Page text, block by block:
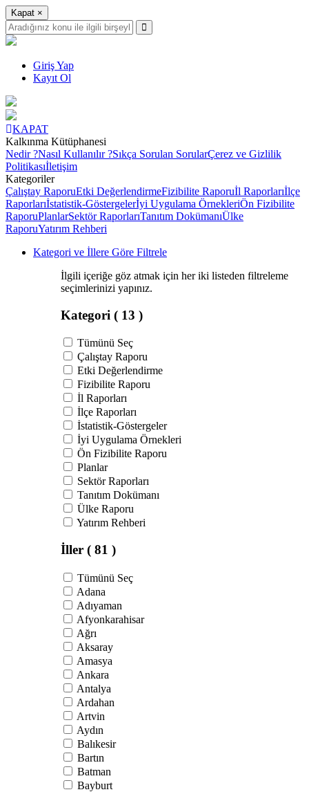
Kapat ×
Giriş Yap
Kayıt Ol
KAPAT
Kalkınma Kütüphanesi
Nedir ?Nasıl Kullanılır ?Sıkça Sorulan SorularÇerez ve Gizlilik
Politikasıİletişim
Kategoriler
Çalıştay RaporuEtki DeğerlendirmeFizibilite Raporuİl Raporlarıİlçe
Raporlarıİstatistik-Göstergelerİyi Uygulama ÖrnekleriÖn Fizibilite
RaporuPlanlarSektör RaporlarıTanıtım DokümanıÜlke
RaporuYatırım Rehberi
Kategori ve İllere Göre Filtrele
İlgili içeriğe göz atmak için her iki listeden filtreleme
seçimlerinizi yapınız.
Kategori ( 13 )
Tümünü Seç
Çalıştay Raporu
Etki Değerlendirme
Fizibilite Raporu
İl Raporları
İlçe Raporları
İstatistik-Göstergeler
İyi Uygulama Örnekleri
Ön Fizibilite Raporu
Planlar
Sektör Raporları
Tanıtım Dokümanı
Ülke Raporu
Yatırım Rehberi
İller ( 81 )
Tümünü Seç
Adana
Adıyaman
Afyonkarahisar
Ağrı
Aksaray
Amasya
Ankara
Antalya
Ardahan
Artvin
Aydın
Balıkesir
Bartın
Batman
Bayburt